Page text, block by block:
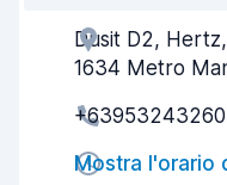
Gentilezza degli agenti
Dusit D2,
1634 Metro
Mostra l'orario